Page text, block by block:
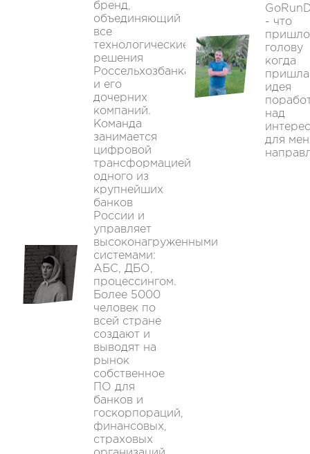
бренд,
объединяющий
все
технологические
решения
Россельхозбанка
и его
дочерних
компаний.
Команда
занимается
цифровой
трансформацией
одного из
крупнейших
банков
России и
управляет
высоконагруженными
системами:
АБС, ДБО,
процессингом.
Более 5000
человек по
всей стране
создают и
выводят на
рынок
собственное
ПО для
банков и
госкорпораций,
финансовых,
страховых
- что
голову
когда
пришла
идея
над
для